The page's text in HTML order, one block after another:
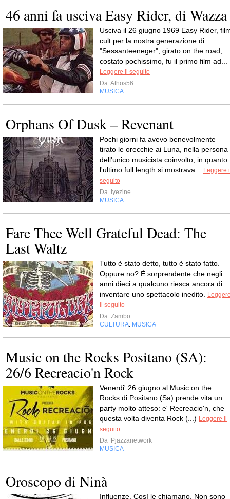
46 anni fa usciva Easy Rider, di Wazza
Usciva il 26 giugno 1969 Easy Rider,
cult per la nostra generazione di
"Sessanteeneger", girato on the road;
costato pochissimo, fu il primo film ad...
Leggere il seguito
Da Athos56
MUSICA
Orphans Of Dusk – Revenant
Pochi giorni fa avevo benevolmente
tirato le orecchie ai Luna, nella persona
dell'unico musicista coinvolto, in quanto
l'ultimo full length si mostrava...
Leggere
seguito
Da
Iyezine
MUSICA
Fare Thee Well Grateful Dead: The
Last Waltz
Tutto è stato detto, tutto è stato fatto.
Oppure no? È sorprendente che negli
anni dieci a qualcuno riesca ancora di
inventare uno spettacolo inedito.
il seguito
Da Zambo
CULTURA MUSICA
Music on the Rocks Positano (SA):
26/6 Recreacio'n Rock
Venerdi' 26 giugno al Music on the
Rocks di Positano (Sa) prende vita un
party molto atteso: e' Recreacio'n, che
questa volta diventa Rock (...) Leggere il
seguito
Da Pjazzanetwork
MUSICA
Oroscopo di Ninà
Influenze. Così le chiamano. Non sono